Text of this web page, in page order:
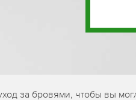
за бровями, чтобы вы